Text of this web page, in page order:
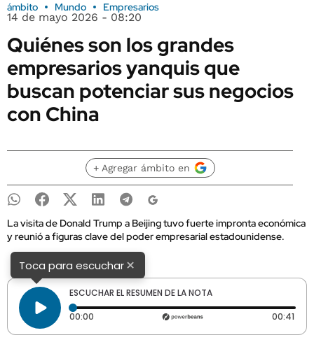
ámbito Mundo Empresarios
14 de mayo 2026 - 08:20
Quiénes son los grandes
empresarios yanquis que
buscan potenciar sus negocios
con China
+ Agregar ámbito en
La visita de Donald Trump a Beijing tuvo fuerte impronta económica
y reunió a figuras clave del poder empresarial estadounidense.
Toca para escuchar×
ESCUCHAR EL RESUMEN DE LA NOTA
00:00 Tiempo transcurrido: 0 segundos 00:41